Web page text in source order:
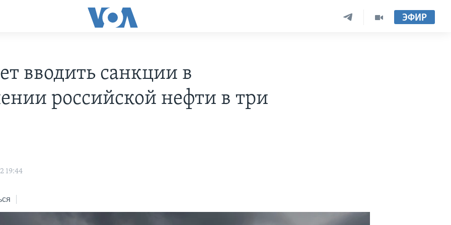
ЭФИР
вводить санкции в
российской нефти в три
19:44